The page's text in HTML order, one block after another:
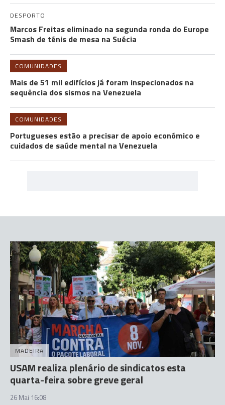
DESPORTO
Marcos Freitas eliminado na segunda ronda do Europe
Smash de ténis de mesa na Suécia
COMUNIDADES
Mais de 51 mil edifícios já foram inspecionados na
sequência dos sismos na Venezuela
COMUNIDADES
Portugueses estão a precisar de apoio económico e
cuidados de saúde mental na Venezuela
MADEIRA
USAM realiza plenário de sindicatos esta
quarta-feira sobre greve geral
26 Mai 16:08